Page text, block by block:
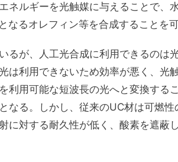
ネルギーを光触媒に与えることで、
なるオレフィン等を合成することを可
るが、人工光合成に利用できるのは
は利用できないため効率が悪く、光
利用可能な短波長の光へと変換する
なる。しかし、従来のUC材は可燃
に対する耐久性が低く、酸素を遮蔽